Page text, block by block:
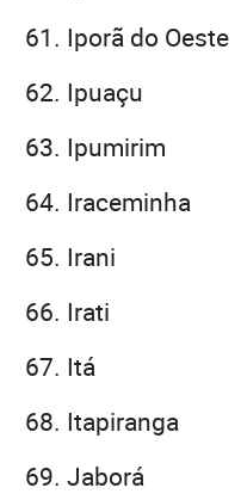
Iporã do Oeste
Ipuaçu
Ipumirim
Iraceminha
Irani
Irati
Itá
Itapiranga
Jaborá